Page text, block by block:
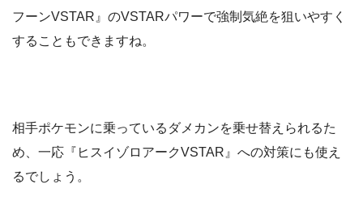
フーンVSTAR』のVSTARパワーで強制気絶を狙いやすく
することもできますね。
相手ポケモンに乗っているダメカンを乗せ替えられるた
め、一応『ヒスイゾロアークVSTAR』への対策にも使え
るでしょう。